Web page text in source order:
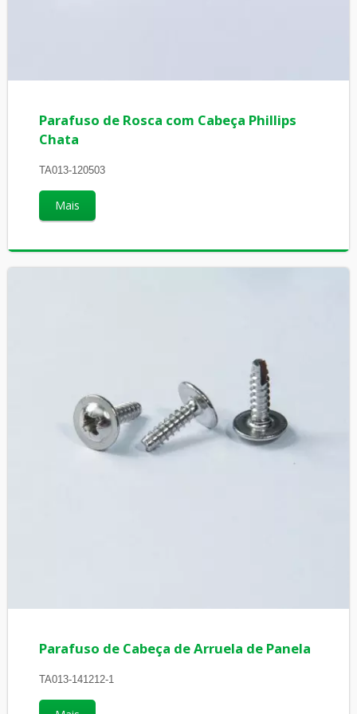
Parafuso de Rosca com Cabeça Phillips
Chata
TA013-120503
Mais
Parafuso de Cabeça de Arruela de Panela
TA013-141212-1